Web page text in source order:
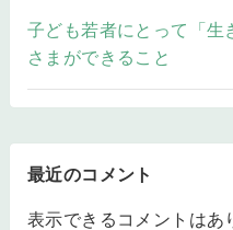
子ども若者にとって「生
さまができること
最近のコメント
表示できるコメントはあ